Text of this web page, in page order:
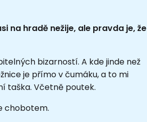
na hradě nežije, ale pravda je, že
bizarností. A kde jinde než
je přímo v čumáku, a to mi
taška. Včetně poutek.
chobotem.